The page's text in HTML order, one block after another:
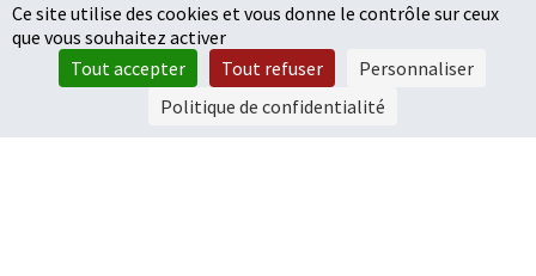
Tout accepter
Accepter seulement les cookies essentiels
Paramètres
Ce site utilise des cookies et vous donne le contrôle sur ceux
que vous souhaitez activer
Tout accepter
Tout refuser
Personnaliser
Politique de confidentialité